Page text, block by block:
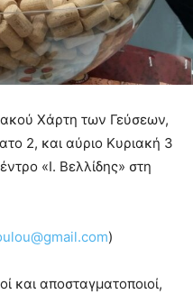
Χάρτη των Γεύσεων,
2, και αύριο Κυριακή 3
«Ι. Βελλίδης» στη
)
και αποσταγματοποιοί,